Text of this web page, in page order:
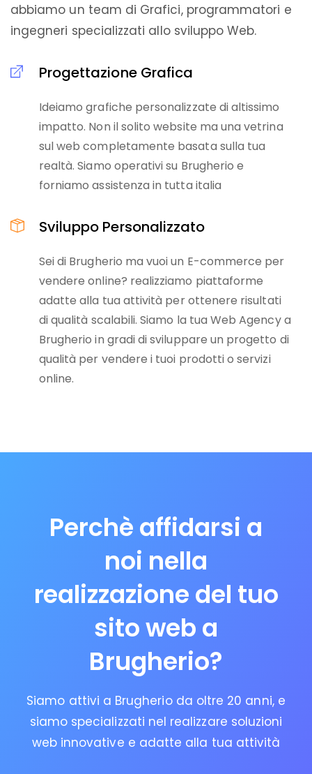
abbiamo un team di Grafici, programmatori e
ingegneri specializzati allo sviluppo Web.
Progettazione Grafica
Ideiamo grafiche personalizzate di altissimo
impatto. Non il solito website ma una vetrina
sul web completamente basata sulla tua
realtà. Siamo operativi su Brugherio e
forniamo assistenza in tutta italia
Sviluppo Personalizzato
Sei di Brugherio ma vuoi un E-commerce per
vendere online? realizziamo piattaforme
adatte alla tua attività per ottenere risultati
di qualità scalabili. Siamo la tua Web Agency a
Brugherio in gradi di sviluppare un progetto di
qualità per vendere i tuoi prodotti o servizi
online.
Perchè affidarsi a
noi nella
realizzazione del tuo
sito web a
Brugherio?
Siamo attivi a Brugherio da oltre 20 anni, e
siamo specializzati nel realizzare soluzioni
web innovative e adatte alla tua attività